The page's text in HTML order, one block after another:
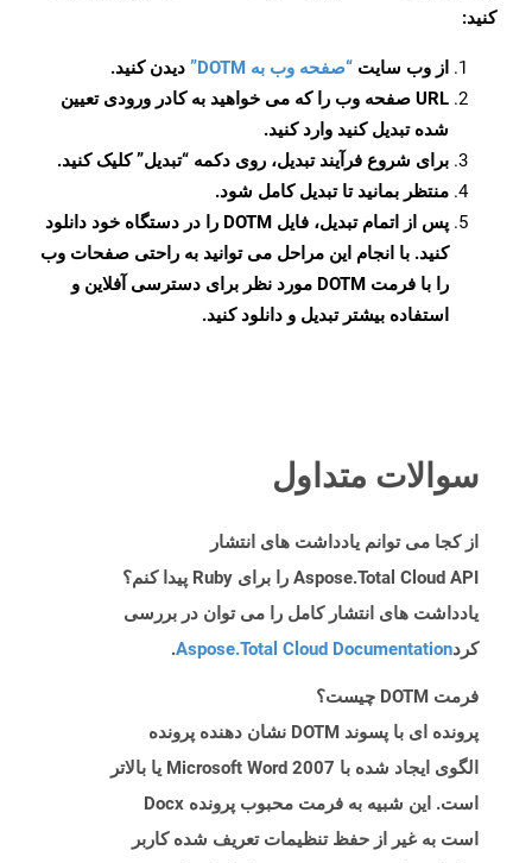
کنید:
از وب سایت “صفحه وب به DOTM”
دیدن کنید.
URL صفحه وب را که می خواهید به کادر ورودی تعیین
شده تبدیل کنید وارد کنید.
برای شروع فرآیند تبدیل، روی دکمه “تبدیل” کلیک کنید.
منتظر بمانید تا تبدیل کامل شود.
پس از اتمام تبدیل، فایل DOTM را در دستگاه خود دانلود
کنید. با انجام این مراحل می توانید به راحتی صفحات وب
را با فرمت DOTM مورد نظر برای دسترسی آفلاین و
استفاده بیشتر تبدیل و دانلود کنید.
سوالات متداول
از کجا می توانم یادداشت های انتشار
Aspose.Total Cloud API را برای Ruby پیدا کنم؟
یادداشت های انتشار کامل را می توان در بررسی
کردAspose.Total Cloud Documentation
.
فرمت DOTM چیست؟
پرونده ای با پسوند DOTM نشان دهنده پرونده
الگوی ایجاد شده با Microsoft Word 2007 یا بالاتر
است. این شبیه به فرمت محبوب پرونده Docx
است به غیر از حفظ تنظیمات تعریف شده کاربر